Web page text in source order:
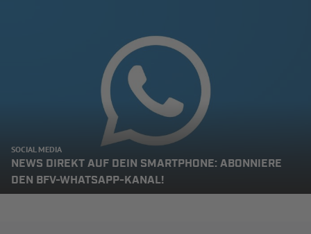
SOCIAL MEDIA
NEWS DIREKT AUF DEIN SMARTPHONE: ABONNIERE
DEN BFV-WHATSAPP-KANAL!